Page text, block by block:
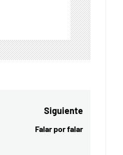
Siguiente
Entrada
Falar por falar